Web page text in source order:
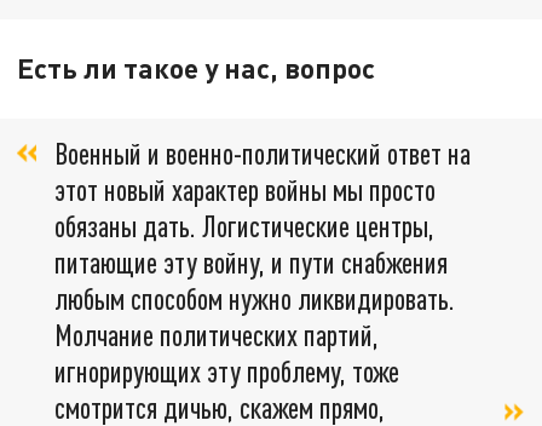
Есть ли такое у нас, вопрос
Военный и военно-политический ответ на
этот новый характер войны мы просто
обязаны дать. Логистические центры,
питающие эту войну, и пути снабжения
любым способом нужно ликвидировать.
Молчание политических партий,
игнорирующих эту проблему, тоже
смотрится дичью, скажем прямо,